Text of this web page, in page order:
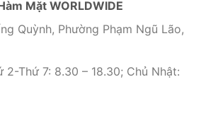
Mặt WORLDWIDE
Quỳnh, Phường Phạm Ngũ Lão,
2-Thứ 7: 8.30 – 18.30; Chủ Nhật: